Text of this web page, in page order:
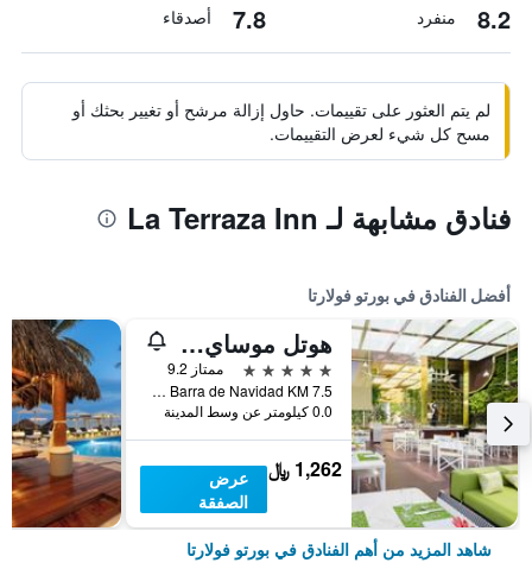
8.2 منفرد 7.8 أصدقاء
لم يتم العثور على تقييمات. حاول إزالة مرشح أو تغيير بحثك أو
مسح كل شيء لعرض التقييمات.
فنادق مشابهة لـ La Terraza Inn
أفضل الفنادق في بورتو فولارتا
هوتل موساي بويرتو فالارتا أدالتس ٔنل
5 نجوم
ممتاز 9.2
Carretera a Barra de Navidad KM 7.5, بورتو فولارتا, ولاية خاليسكو, المكسيك
0.0 كيلومتر عن وسط المدينة
1,262 ﷼
عرض
الصفقة
شاهد المزيد من أهم الفنادق في بورتو فولارتا